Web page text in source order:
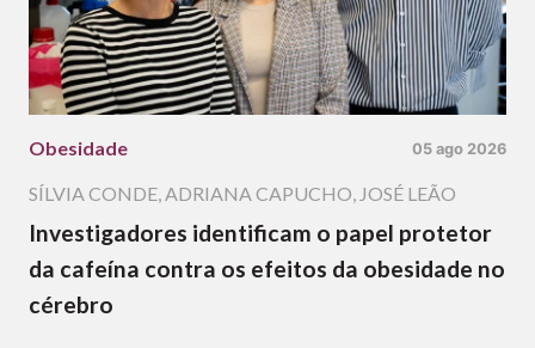
Obesidade 05 ago 2026
SÍLVIA CONDE,ADRIANA CAPUCHO, JOSÉ LEÃO
Investigadores identificam o papel protetor
da cafeína contra os efeitos da obesidade no
cérebro